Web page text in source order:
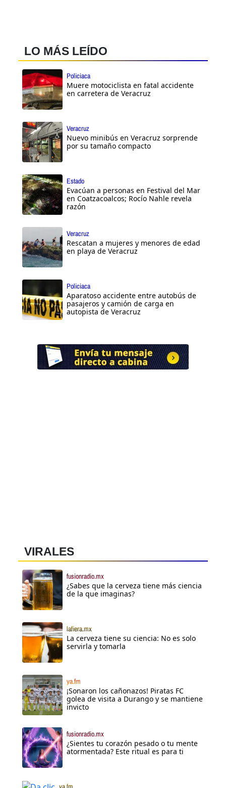
LO MÁS LEÍDO
Policiaca
Muere motociclista en fatal accidente
en carretera de Veracruz
Veracruz
Nuevo minibús en Veracruz sorprende
por su tamaño compacto
Estado
Evacúan a personas en Festival del Mar
en Coatzacoalcos; Rocío Nahle revela
razón
Veracruz
Rescatan a mujeres y menores de edad
en playa de Veracruz
Policiaca
Aparatoso accidente entre autobús de
pasajeros y camión de carga en
autopista de Veracruz
VIRALES
fusionradio.mx
¿Sabes que la cerveza tiene más ciencia
de la que imaginas?
lafiera.mx
La cerveza tiene su ciencia: No es solo
servirla y tomarla
ya.fm
¡Sonaron los cañonazos! Piratas FC
golea de visita a Durango y se mantiene
invicto
fusionradio.mx
¿Sientes tu corazón pesado o tu mente
atormentada? Este ritual es para ti